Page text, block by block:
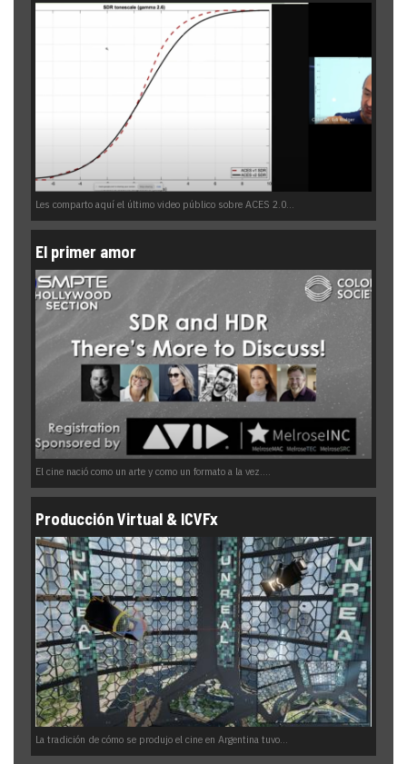
Les comparto aquí el último video público sobre ACES 2.0...
El primer amor
El cine nació como un arte y como un formato a la vez....
Producción Virtual & ICVFx
La tradición de cómo se produjo el cine en Argentina tuvo...